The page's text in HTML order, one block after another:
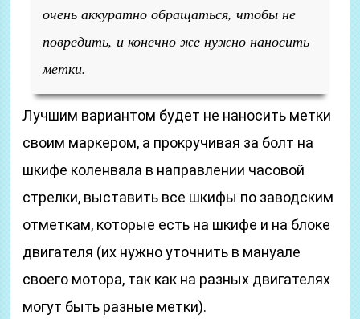
очень аккуратно обращаться, чтобы не
повредить, и конечно же нужно наносить
метки.
Лучшим вариантом будет не наносить метки
своим маркером, а прокручивая за болт на
шкифе коленвала в направлении часовой
стрелки, выставить все шкифы по заводским
отметкам, которые есть на шкифе и на блоке
двигателя (их нужно уточнить в мануале
своего мотора, так как на разных двигателях
могут быть разные метки).